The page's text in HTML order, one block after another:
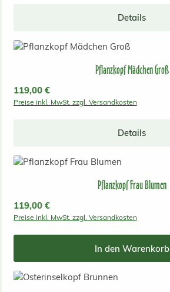
Details
Pflanzkopf Mädchen Groß
Regulärer Preis:
119,00 €
Preise inkl. MwSt. zzgl. Versandkosten
Details
Pflanzkopf Frau Blumen
Regulärer Preis:
119,00 €
Preise inkl. MwSt. zzgl. Versandkosten
In den Warenkorb